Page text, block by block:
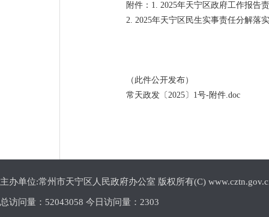
附件：1. 2025年天宁区政府工作报告
2. 2025年天宁区民生实事责任分解落
（此件公开发布）
常天政发〔2025〕1号-附件.doc
主办单位:常州市天宁区人民政府办公室 版权所有(C)
总访问量： 52043058 今日访问量： 2303